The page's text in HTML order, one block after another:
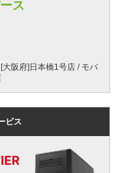
ス
阪府]日本橋1号店 / モバ
ビス